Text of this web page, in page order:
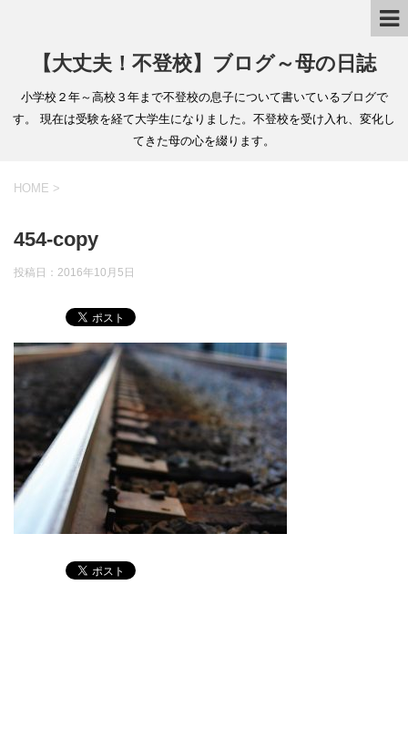
【大丈夫！不登校】ブログ～母の日誌
小学校２年～高校３年まで不登校の息子について書いているブログで
す。 現在は受験を経て大学生になりました。不登校を受け入れ、変化し
てきた母の心を綴ります。
HOME >
454-copy
投稿日： 2016年10月5日